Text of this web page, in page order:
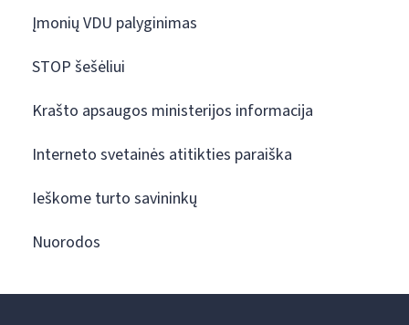
Įmonių VDU palyginimas
STOP šešėliui
Krašto apsaugos ministerijos informacija
Interneto svetainės atitikties paraiška
Ieškome turto savininkų
Nuorodos